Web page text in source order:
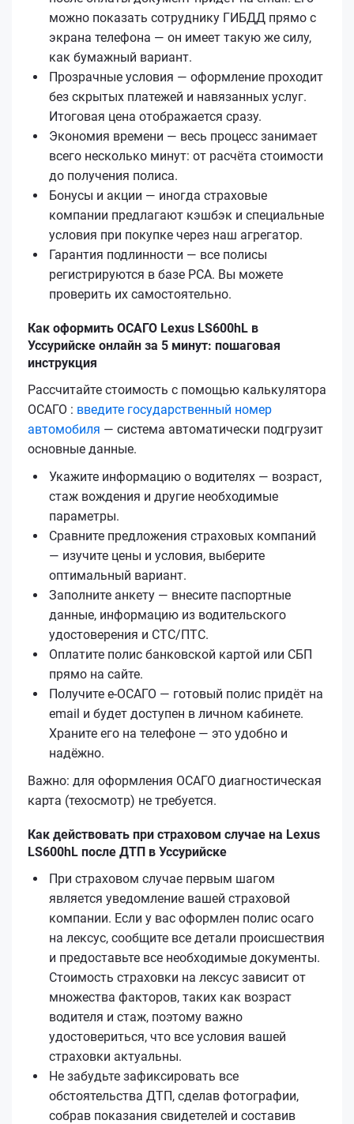
можно показать сотруднику ГИБДД прямо с
экрана телефона — он имеет такую же силу,
как бумажный вариант.
Прозрачные условия — оформление проходит
без скрытых платежей и навязанных услуг.
Итоговая цена отображается сразу.
Экономия времени — весь процесс занимает
всего несколько минут: от расчёта стоимости
до получения полиса.
Бонусы и акции — иногда страховые
компании предлагают кэшбэк и специальные
условия при покупке через наш агрегатор.
Гарантия подлинности — все полисы
регистрируются в базе РСА. Вы можете
проверить их самостоятельно.
Как оформить ОСАГО Lexus LS600hL в
Уссурийске онлайн за 5 минут: пошаговая
инструкция
Рассчитайте стоимость с помощью калькулятора
ОСАГО : введите государственный номер
автомобиля — система автоматически подгрузит
основные данные.
Укажите информацию о водителях — возраст,
стаж вождения и другие необходимые
параметры.
Сравните предложения страховых компаний
— изучите цены и условия, выберите
оптимальный вариант.
Заполните анкету — внесите паспортные
данные, информацию из водительского
удостоверения и СТС/ПТС.
Оплатите полис банковской картой или СБП
прямо на сайте.
Получите е‑ОСАГО — готовый полис придёт на
email и будет доступен в личном кабинете.
Храните его на телефоне — это удобно и
надёжно.
Важно: для оформления ОСАГО диагностическая
карта (техосмотр) не требуется.
Как действовать при страховом случае на Lexus
LS600hL после ДТП в Уссурийске
При страховом случае первым шагом
является уведомление вашей страховой
компании. Если у вас оформлен полис осаго
на лексус, сообщите все детали происшествия
и предоставьте все необходимые документы.
Стоимость страховки на лексус зависит от
множества факторов, таких как возраст
водителя и стаж, поэтому важно
удостовериться, что все условия вашей
страховки актуальны.
Не забудьте зафиксировать все
обстоятельства ДТП, сделав фотографии,
собрав показания свидетелей и составив